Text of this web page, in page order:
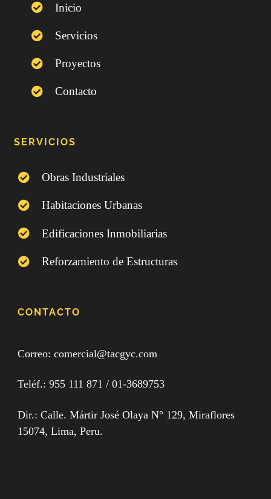
Inicio
Servicios
Proyectos
Contacto
SERVICIOS
Obras Industriales
Habitaciones Urbanas
Edificaciones Inmobiliarias
Reforzamiento de Estructuras
CONTACTO
Correo: comercial@tacgyc.com
Teléf.:955 111 871 / 01-3689753
Dir.: Calle. Mártir José Olaya N° 129, Miraflores
15074, Lima, Peru.